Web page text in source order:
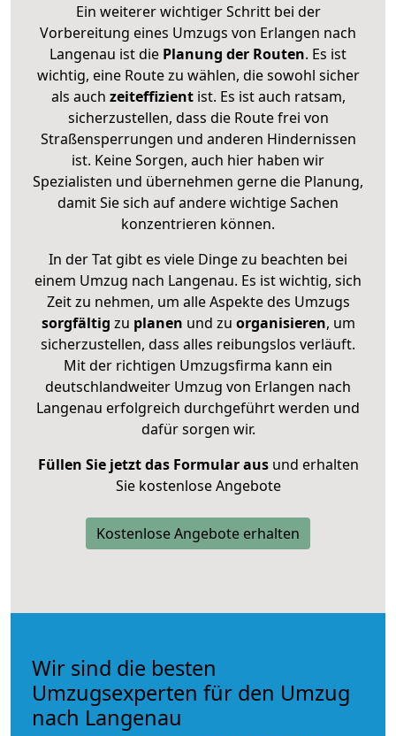
Ein weiterer wichtiger Schritt bei der
Vorbereitung eines Umzugs von Erlangen nach
Langenau ist die Planung der Routen. Es ist
wichtig, eine Route zu wählen, die sowohl sicher
als auch zeiteffizientist. Es ist auch ratsam,
sicherzustellen, dass die Route frei von
Straßensperrungen und anderen Hindernissen
ist. Keine Sorgen, auch hier haben wir
Spezialisten und übernehmen gerne die Planung,
damit Sie sich auf andere wichtige Sachen
konzentrieren können.
In der Tat gibt es viele Dinge zu beachten bei
einem Umzug nach Langenau. Es ist wichtig, sich
Zeit zu nehmen, um alle Aspekte des Umzugs
sorgfältig zu planen und zu organisieren, um
sicherzustellen, dass alles reibungslos verläuft.
Mit der richtigen Umzugsfirma kann ein
deutschlandweiter Umzug von Erlangen nach
Langenau erfolgreich durchgeführt werden und
dafür sorgen wir.
Füllen Sie jetzt das Formular ausund erhalten
Sie kostenlose Angebote
Kostenlose Angebote erhalten
Wir sind die besten
Umzugsexperten für den Umzug
nach Langenau